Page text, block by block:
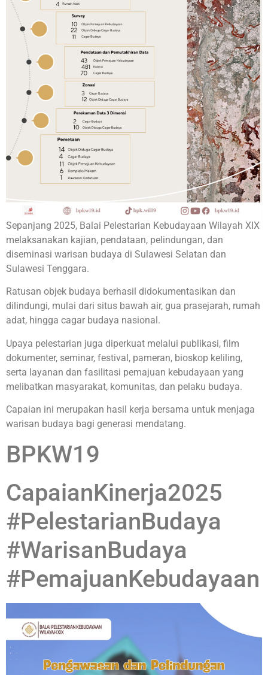
Sepanjang 2025, Balai Pelestarian Kebudayaan Wilayah XIX
melaksanakan kajian, pendataan, pelindungan, dan
diseminasi warisan budaya di Sulawesi Selatan dan
Sulawesi Tenggara.
Ratusan objek budaya berhasil didokumentasikan dan
dilindungi, mulai dari situs bawah air, gua prasejarah, rumah
adat, hingga cagar budaya nasional.
Upaya pelestarian juga diperkuat melalui publikasi, film
dokumenter, seminar, festival, pameran, bioskop keliling,
serta layanan dan fasilitasi pemajuan kebudayaan yang
melibatkan masyarakat, komunitas, dan pelaku budaya.
Capaian ini merupakan hasil kerja bersama untuk menjaga
warisan budaya bagi generasi mendatang.
BPKW19
CapaianKinerja2025
#PelestarianBudaya
#WarisanBudaya
#PemajuanKebudayaan